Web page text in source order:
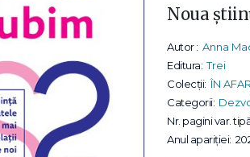
Noua
Autor : Anna
Editura: Trei
Colecții: ÎN
Categorii:
Nr. pagini var.
Anul apariției: